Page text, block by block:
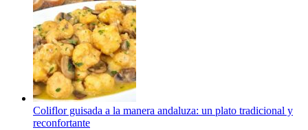
Coliflor guisada a la manera andaluza: un plato tradicional y
reconfortante